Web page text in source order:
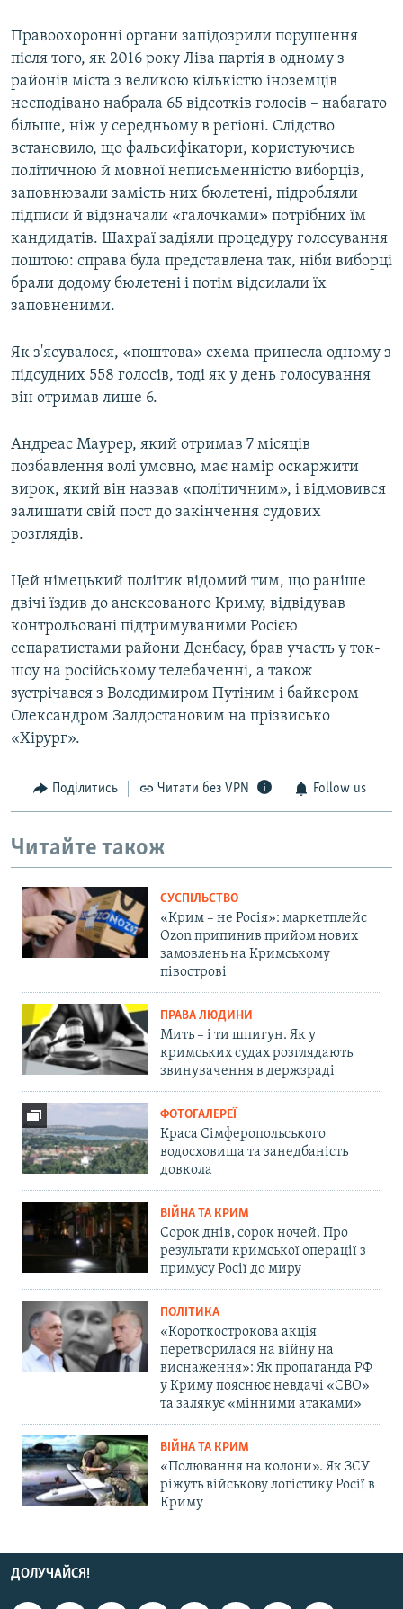
Правоохоронні органи запідозрили порушення
після того, як 2016 року Ліва партія в одному з
районів міста з великою кількістю іноземців
несподівано набрала 65 відсотків голосів – набагато
більше, ніж у середньому в регіоні. Слідство
встановило, що фальсифікатори, користуючись
політичною й мовної неписьменністю виборців,
заповнювали замість них бюлетені, підробляли
підписи й відзначали «галочками» потрібних їм
кандидатів. Шахраї задіяли процедуру голосування
поштою: справа була представлена так, ніби виборці
брали додому бюлетені і потім відсилали їх
заповненими.
Як з'ясувалося, «поштова» схема принесла одному з
підсудних 558 голосів, тоді як у день голосування
він отримав лише 6.
Андреас Маурер, який отримав 7 місяців
позбавлення волі умовно, має намір оскаржити
вирок, який він назвав «політичним», і відмовився
залишати свій пост до закінчення судових
розглядів.
Цей німецький політик відомий тим, що раніше
двічі їздив до анексованого Криму, відвідував
контрольовані підтримуваними Росією
сепаратистами райони Донбасу, брав участь у ток-
шоу на російському телебаченні, а також
зустрічався з Володимиром Путіним і байкером
Олександром Залдостановим на прізвисько
«Хірург».
Поділитись Читати без VPN Follow us
Читайте також
СУСПІЛЬСТВО
«Крим – не Росія»: маркетплейс
Ozon припинив прийом нових
замовлень на Кримському
півострові
ПРАВА ЛЮДИНИ
Мить – і ти шпигун. Як у
кримських судах розглядають
звинувачення в держзраді
ФОТОГАЛЕРЕЇ
Краса Сімферопольського
водосховища та занедбаність
довкола
ВІЙНА ТА КРИМ
Сорок днів, сорок ночей. Про
результати кримської операції з
примусу Росії до миру
ПОЛІТИКА
«Короткострокова акція
перетворилася на війну на
виснаження»: Як пропаганда РФ
у Криму пояснює невдачі «СВО»
та залякує «мінними атаками»
ВІЙНА ТА КРИМ
«Полювання на колони». Як ЗСУ
ріжуть військову логістику Росії в
Криму
ДОЛУЧАЙСЯ!